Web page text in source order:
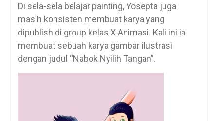
Di sela-sela belajar painting, Yosepta juga
masih konsisten membuat karya yang
dipublish di group kelas X Animasi. Kali ini ia
membuat sebuah karya gambar ilustrasi
dengan judul “Nabok Nyilih Tangan”.